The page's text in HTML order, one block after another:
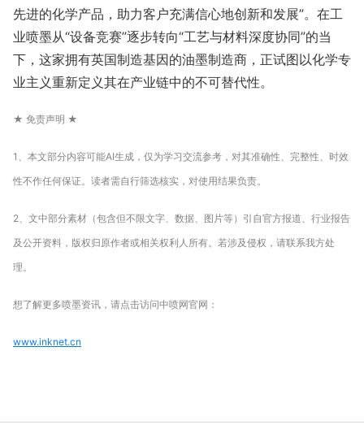
先进的化学产品，助力客户充满信心地创新和发展”。在工
业喷墨从“设备竞赛”逐步转向“工艺与材料深度协同”的当
下，这家拥有英国制造基因的油墨制造商，正试图以化学专
业主义重新定义其在产业链中的不可替代性。
★ 免责声明 ★
1、本文部分内容可能AI生成，仅为学习交流参考，对其准确性、完整性、时效
性不作任何保证。读者需自行筛选核实，对使用结果负责。
2、文中部分素材（包含但不限文字、数据、图片等）引自官方报道、行业报告
及公开资料，版权归原作者或相关权利人所有。若涉及侵权，请联系我方处
理。
想了解更多喷墨资讯，请点击访问中喷网官网：
www.inknet.cn